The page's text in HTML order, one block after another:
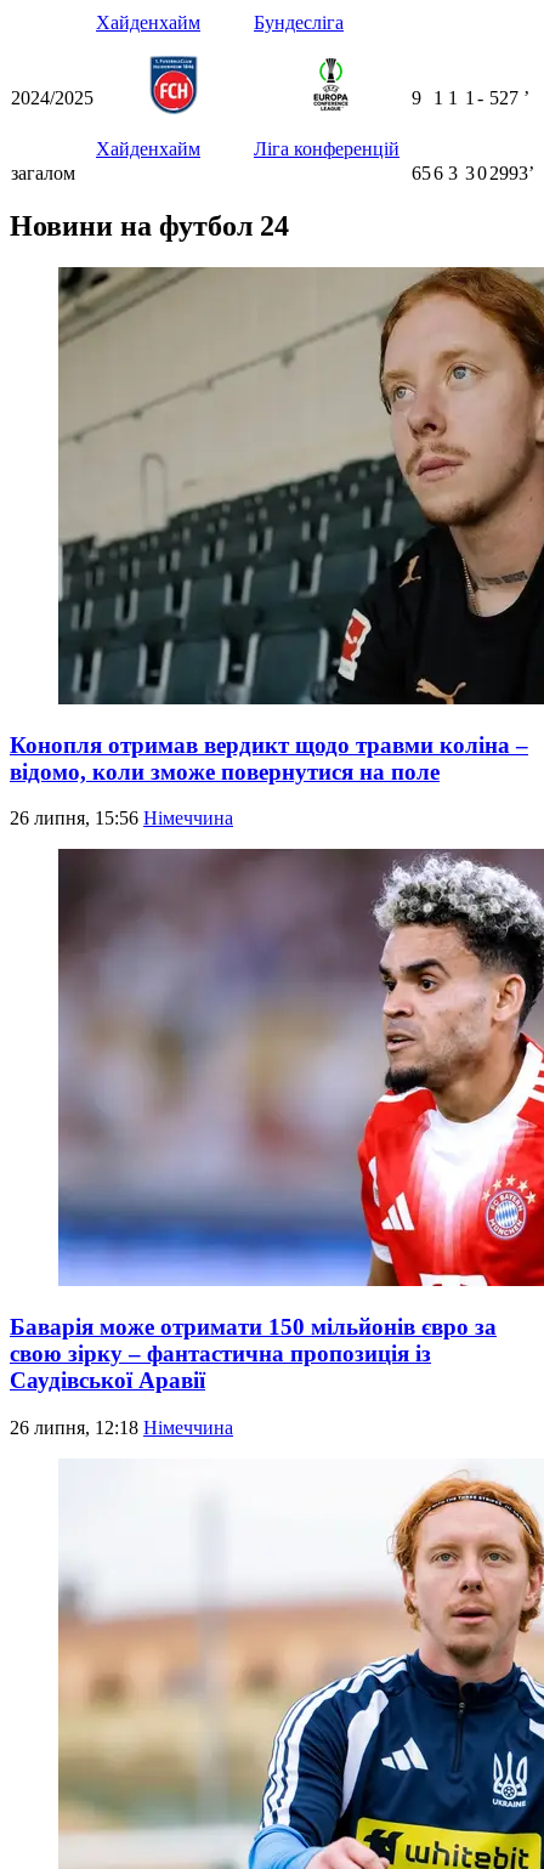
Хайденхайм Бундесліга
2024/2025
Хайденхайм Ліга конференцій
9 1 1 1 - 527 ʼ
загалом 656 3 302993ʼ
Новини на футбол 24
Конопля отримав вердикт щодо травми коліна –
відомо, коли зможе повернутися на поле
26 липня, 15:56 Німеччина
Баварія може отримати 150 мільйонів євро за
свою зірку – фантастична пропозиція із
Саудівської Аравії
26 липня, 12:18 Німеччина